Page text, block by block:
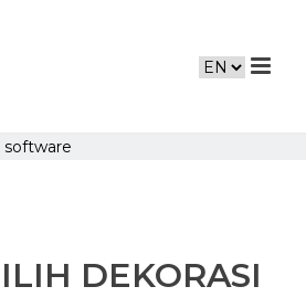
DEKORASI